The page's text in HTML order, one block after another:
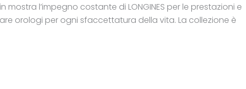
l’impegno costante di LONGINES per le prestazioni e
orologi per ogni sfaccettatura della vita. La collezione è